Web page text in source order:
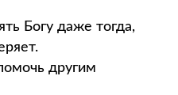
Богу даже тогда,
другим